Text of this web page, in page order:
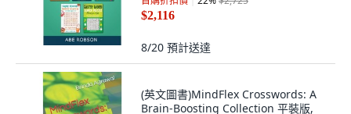
$2,116
8/20 預計送達
(英文圖書)MindFlex Crosswords: A
Brain-Boosting Collection 平裝版,